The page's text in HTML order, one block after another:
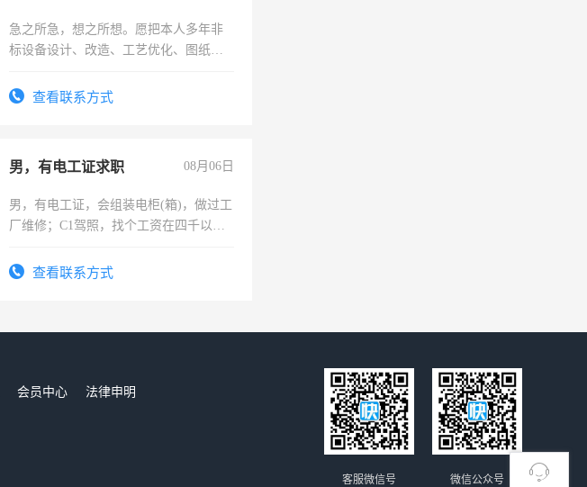
急之所急，想之所想。愿把本人多年非
标设备设计、改造、工艺优化、图纸制
结识有识之士，共享未来。
查看联系方式
男，有电工证求职 08月06日
男，有电工证，会组装电柜(箱)，做过工
厂维修；C1驾照，找个工资在四千以
电话查看联系方式
会员中心
法律申明
微信公众号
客服微信号